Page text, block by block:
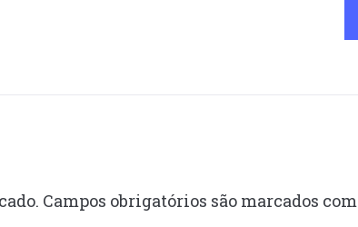
Campos obrigatórios são marcados com